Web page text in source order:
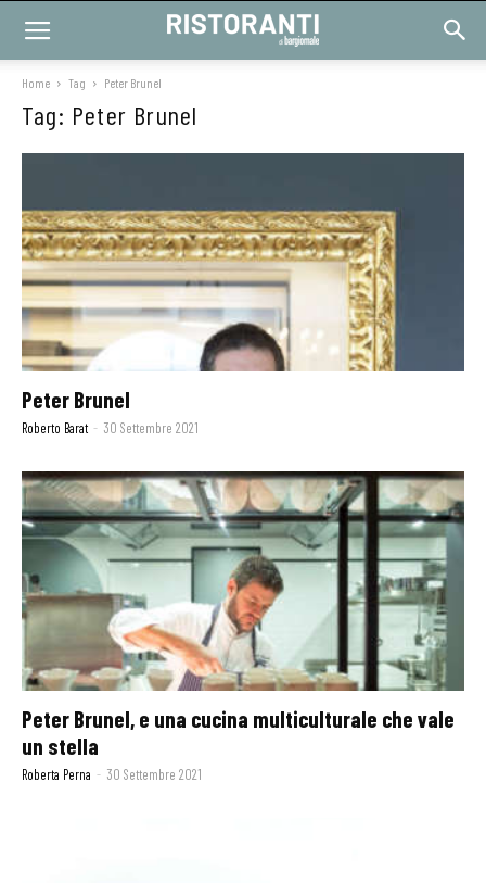
Home Tag Peter Brunel
Tag: Peter Brunel
Peter Brunel
Roberto Barat - 30 Settembre 2021
Peter Brunel, e una cucina multiculturale che vale
un stella
Roberta Perna - 30 Settembre 2021